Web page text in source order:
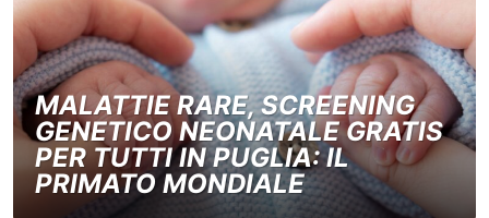
MALATTIE RARE, SCREENING
GENETICO NEONATALE GRATIS
PER TUTTI IN PUGLIA: IL
PRIMATO MONDIALE